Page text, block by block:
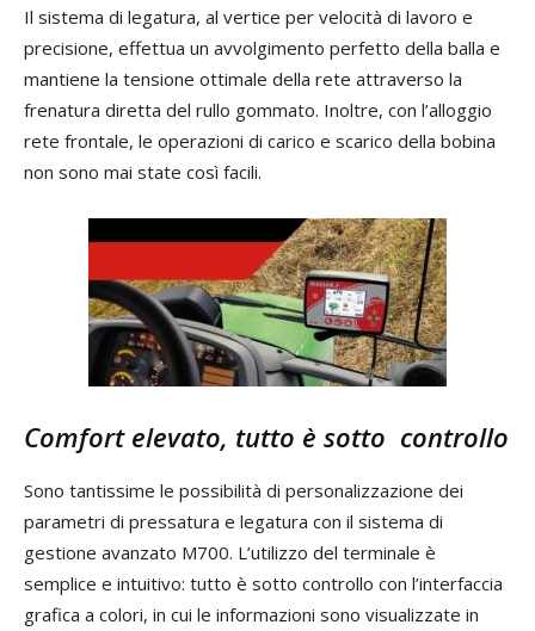
Il sistema di legatura, al vertice per velocità di lavoro e
precisione, effettua un avvolgimento perfetto della balla e
mantiene la tensione ottimale della rete attraverso la
frenatura diretta del rullo gommato. Inoltre, con l’alloggio
rete frontale, le operazioni di carico e scarico della bobina
non sono mai state così facili.
Comfort elevato, tutto è sotto controllo
Sono tantissime le possibilità di personalizzazione dei
parametri di pressatura e legatura con il sistema di
gestione avanzato M700. L’utilizzo del terminale è
semplice e intuitivo: tutto è sotto controllo con l’interfaccia
grafica a colori, in cui le informazioni sono visualizzate in